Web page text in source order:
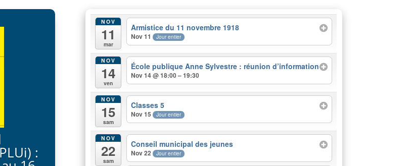
:
NOV
11
mar
Armistice du 11 novembre 1918
Nov 11 Jour entier
NOV
14
ven
École publique Anne Sylvestre : réunion d’information
Nov 14 @ 18:00 – 19:30
NOV
15
sam
Classes 5
Nov 15 Jour entier
NOV
22
sam
Conseil municipal des jeunes
Nov 22 Jour entier